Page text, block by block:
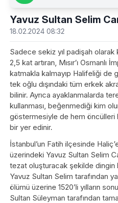
Yavuz Sultan Selim
18.02.2024 08:32
Sadece sekiz yıl padişah olarak
2,5 kat artıran, Mısır’ı Osmanlı
katmakla kalmayıp Halifeliği de
tek oğlu dışındaki tüm erkek
bilinir. Ayrıca ayaklanmalarda
kullanması, beğenmediği kim
göstermesiyle de hem öncülleri
bir yer edinir.
İstanbul’un Fatih ilçesinde
üzerindeki Yavuz Sultan Selim
tezat oluşturacak şekilde dingin
Yavuz Sultan Selim tarafından
ölümü üzerine 1520’li yılların
Sultan Süleyman tarafından